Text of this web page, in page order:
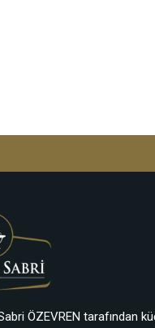
ÖZEVREN tarafından